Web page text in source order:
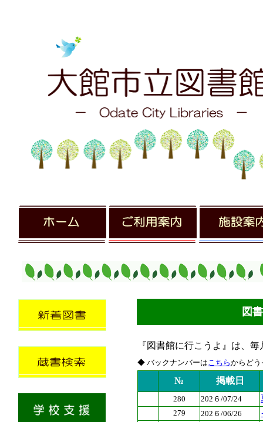
図
『図書館に行こうよ』 は、毎
◆ バックナンバーはこちらからどう
№ 掲載日
280 202６/07/24
279 202６/06/26